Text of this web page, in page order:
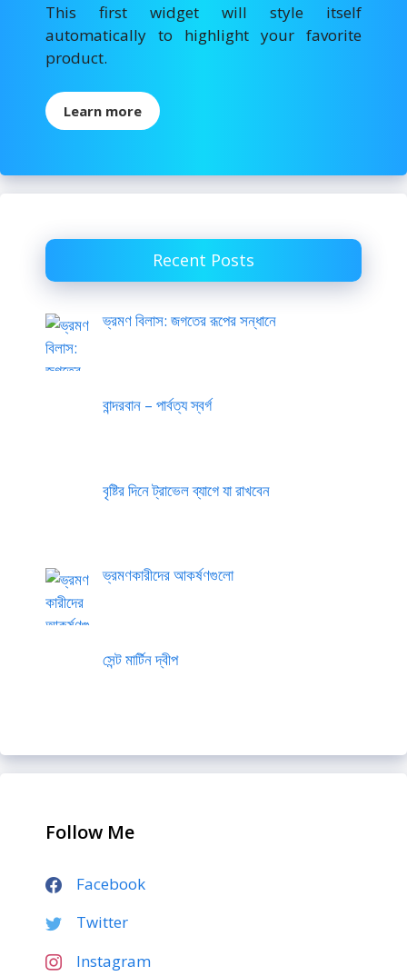
This first widget will style itself
automatically to highlight your favorite
product.
Learn more
Recent Posts
ভ্রমণ বিলাস: জগতের রূপের সন্ধানে
বান্দরবান – পার্বত্য স্বর্গ
বৃষ্টির দিনে ট্রাভেল ব্যাগে যা রাখবেন
ভ্রমণকারীদের আকর্ষণগুলো
সেন্ট মার্টিন দ্বীপ
Follow Me
Facebook
Twitter
Instagram